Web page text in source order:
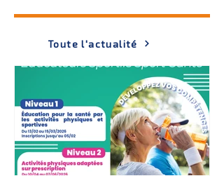
Toute l'actualité